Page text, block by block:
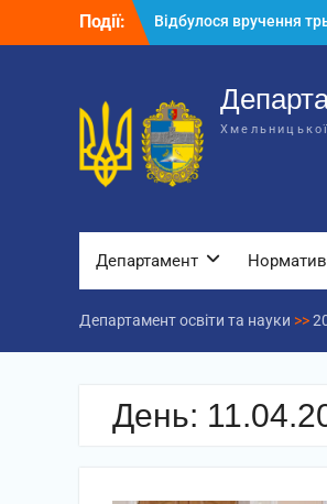
Події:
Відбулося вручення
для потреб закладів
Департаменту освіти
державної
Відбулась обласна
відповідальних за
патріотичне виховання
Департамент
Департамент освіти та науки >>
День: